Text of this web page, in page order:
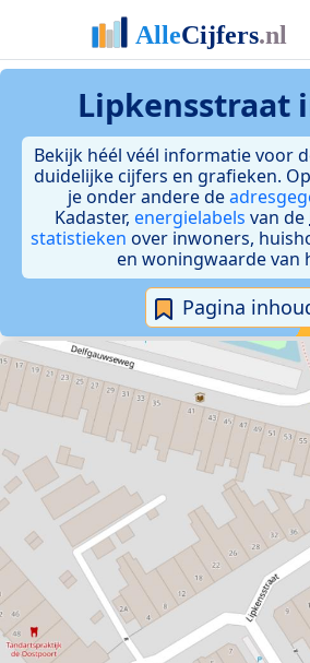
Lipkensstraat
Bekijk héél véél informatie voor
duidelijke cijfers en grafieken.
je onder andere de
Kadaster, energielabels van de
statistieken over inwoners,
en woningwaarde van
Pagina